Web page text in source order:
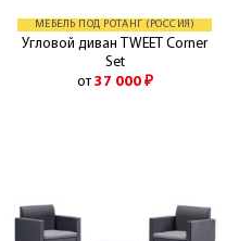
МЕБЕЛЬ ПОД РОТАНГ (РОССИЯ)
Угловой диван TWEET Corner
Set
от 37 000 ₽